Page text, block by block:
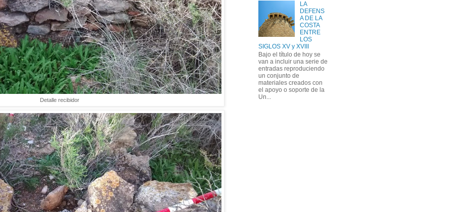
Detalle recibidor
LA
DEFENS
A DE LA
COSTA
ENTRE
LOS
SIGLOS XV y XVIII
Bajo el título de hoy se
van a incluir una serie de
entradas reproduciendo
un conjunto de
materiales creados con
el apoyo o soporte de la
Un...